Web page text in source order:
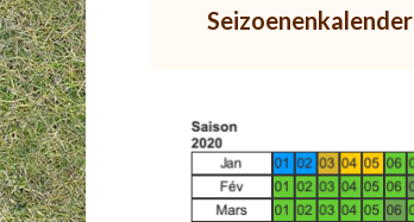
Seizoenenkalender